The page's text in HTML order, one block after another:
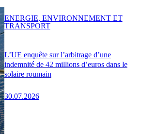
L’UE enquête sur l’arbitrage d’une
indemnité de 42 millions d’euros dans le
solaire roumain
30.07.2026
ENERGIE, ENVIRONNEMENT ET
TRANSPORT